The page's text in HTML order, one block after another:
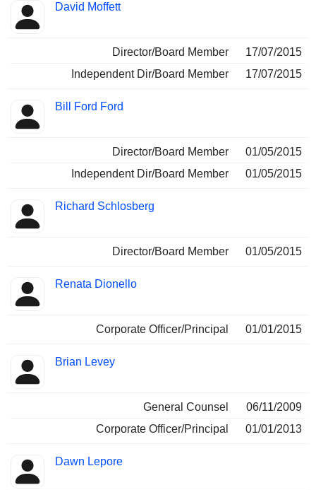
David Moffett
Director/Board Member
17/07/2015
Independent Dir/Board Member
17/07/2015
Bill Ford Ford
Director/Board Member
01/05/2015
Independent Dir/Board Member
01/05/2015
Richard Schlosberg
Director/Board Member 01/05/2015
Renata Dionello
Corporate Officer/Principal 01/01/2015
Brian Levey
General Counsel
06/11/2009
Corporate Officer/Principal
01/01/2013
Dawn Lepore